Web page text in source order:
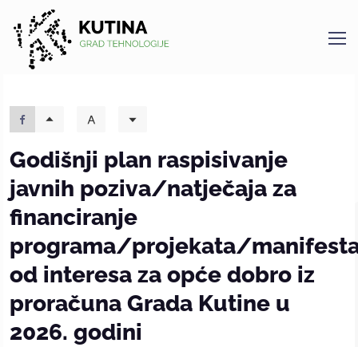
Kutina
Godišnji plan raspisivanje
javnih poziva/natječaja za
financiranje
programa/projekata/
od interesa za opće dobro iz
proračuna Grada Kutine u
2026. godini